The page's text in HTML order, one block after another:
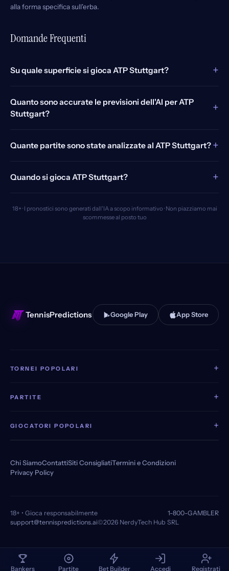
Bankers Partite Bet Builder Accedi Registrati
alla forma specifica sull'erba.
Domande Frequenti
Su quale superficie si gioca ATP Stuttgart? +
Quanto sono accurate le previsioni dell'AI per ATP
Stuttgart?
+
Quante partite sono state analizzate al ATP Stuttgart? +
Quando si gioca ATP Stuttgart? +
18+ · I pronostici sono generati dall'IA a scopo informativo · Non piazziamo mai
scommesse al posto tuo
TennisPredictions Google Play App Store
TORNEI POPOLARI +
PARTITE +
GIOCATORI POPOLARI +
Chi SiamoContattiSiti ConsigliatiTermini e Condizioni
Privacy Policy
18+ • Gioca responsabilmente
1-800-GAMBLER
support@tennispredictions.ai©2026 NerdyTech Hub SRL